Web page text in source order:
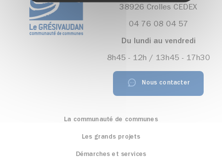
38926 Crolles CEDEX
04 76 08 04 57
Du lundi au vendredi
8h45 - 12h / 13h45 - 17h30
Nous contacter
La communauté de communes
Les grands projets
Démarches et services